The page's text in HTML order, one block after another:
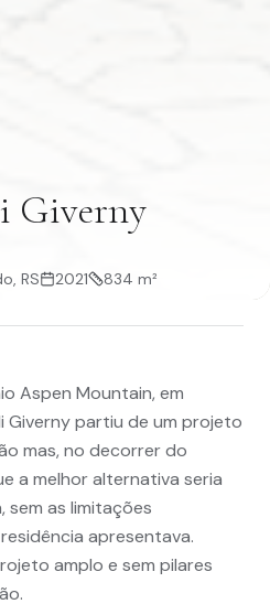
Giverny
RS 2021 834 m²
Aspen Mountain, em
Giverny partiu de um projeto
mas, no decorrer do
a melhor alternativa seria
sem as limitações
apresentava.
amplo e sem pilares